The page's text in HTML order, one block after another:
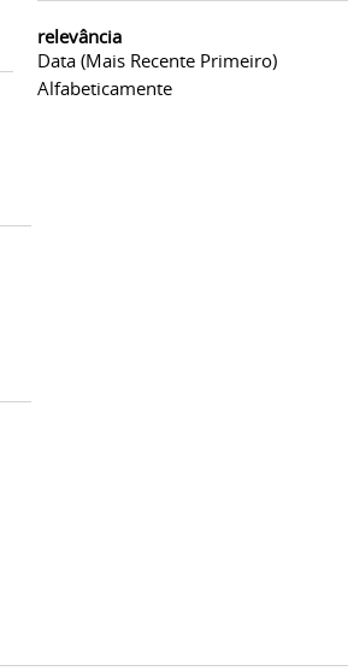
relevância
Data (mais Recente Primeiro)
Alfabeticamente